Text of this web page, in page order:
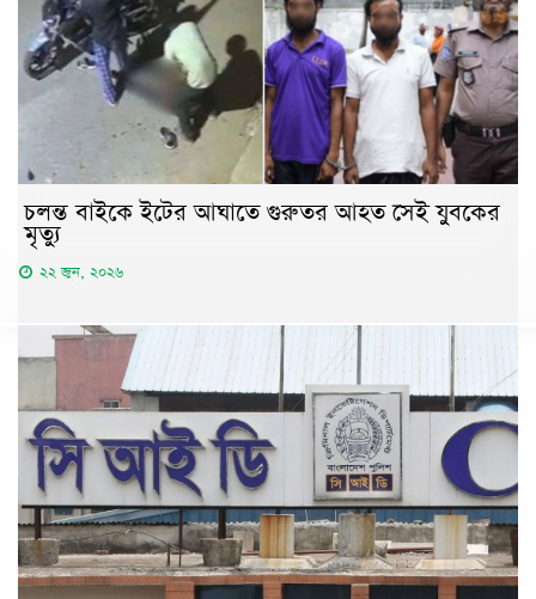
চলন্ত বাইকে ইটের আঘাতে গুরুতর আহত সেই যুবকের
মৃত্যু
২২ জুন, ২০২৬